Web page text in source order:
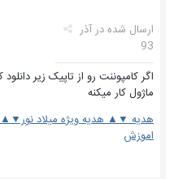
ارسال شده درآذر
93
اگر کامپوننت رو از تاپیک زیر
ماژول کار میکنه
اموزش